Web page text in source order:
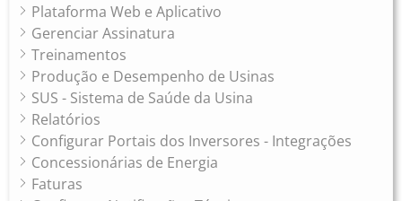
Plataforma Web e Aplicativo
Gerenciar Assinatura
Treinamentos
Produção e Desempenho de Usinas
SUS - Sistema de Saúde da Usina
Relatórios
Configurar Portais dos Inversores - Integrações
Concessionárias de Energia
Faturas